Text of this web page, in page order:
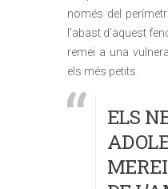
només del
l’abast d’aquest
remei a una
els més petits.
ELS